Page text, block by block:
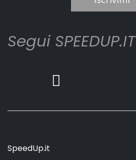
Segui SPEEDUP.IT
SpeedUp.it